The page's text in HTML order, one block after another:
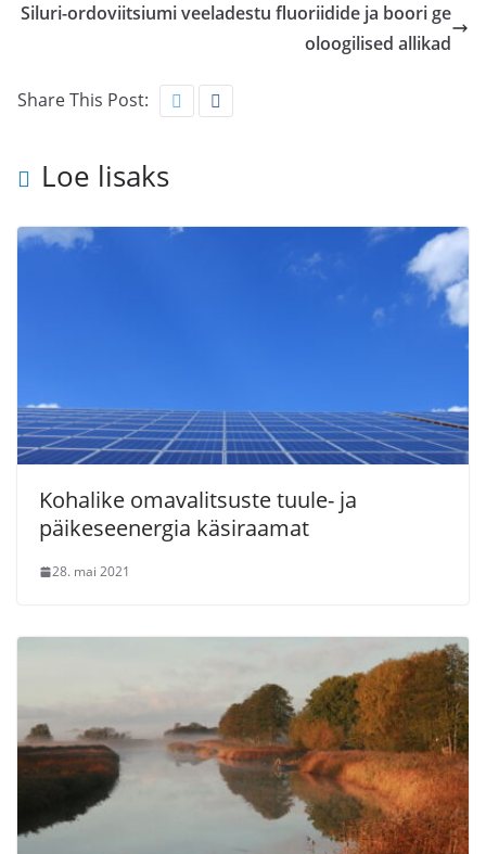
Siluri-ordoviitsiumi veeladestu fluoriidide ja boori ge
oloogilised allikad
Share This Post:
Loe lisaks
Kohalike omavalitsuste tuule- ja
päikeseenergia käsiraamat
28. mai 2021